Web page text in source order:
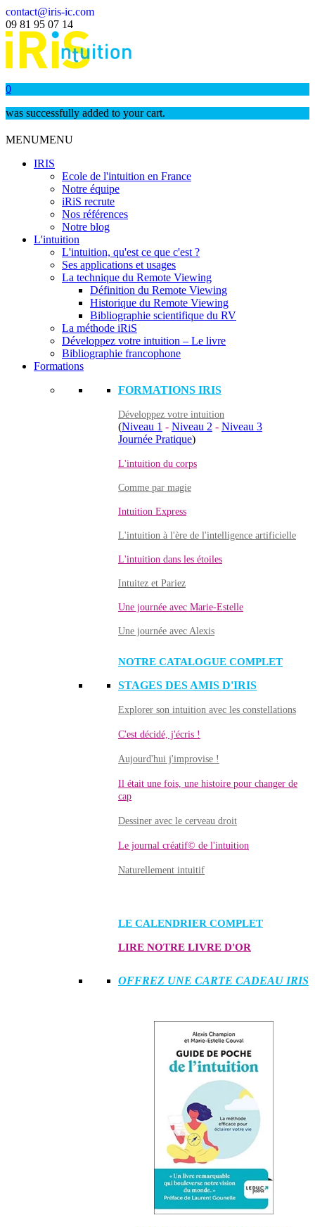
contact@iris-ic.com
09 81 95 07 14
0
was successfully added to your cart.
MENUMENU
IRIS
Ecole de l'intuition en France
Notre équipe
iRiS recrute
Nos références
Notre blog
L'intuition
L'intuition, qu'est ce que c'est ?
Ses applications et usages
La technique du Remote Viewing
Définition du Remote Viewing
Historique du Remote Viewing
Bibliographie scientifique du RV
La méthode iRiS
Développez votre intuition – Le livre
Bibliographie francophone
Formations
FORMATIONS IRIS
Développez votre intuition
(Niveau 1 - Niveau 2 - Niveau 3
Journée Pratique)
L'intuition du corps
Comme par magie
Intuition Express
L'intuition à l'ère de l'intelligence artificielle
L'intuition dans les étoiles
Intuitez et Pariez
Une journée avec Marie-Estelle
Une journée avec Alexis
NOTRE CATALOGUE COMPLET
STAGES DES AMIS D'IRIS
Explorer son intuition avec les constellations
C'est décidé, j'écris !
Aujourd'hui j'improvise !
Il était une fois, une histoire pour changer de
cap
Dessiner avec le cerveau droit
Le journal créatif© de l'intuition
Naturellement intuitif
LE CALENDRIER COMPLET
LIRE NOTRE LIVRE D'OR
OFFREZ UNE CARTE CADEAU IRIS